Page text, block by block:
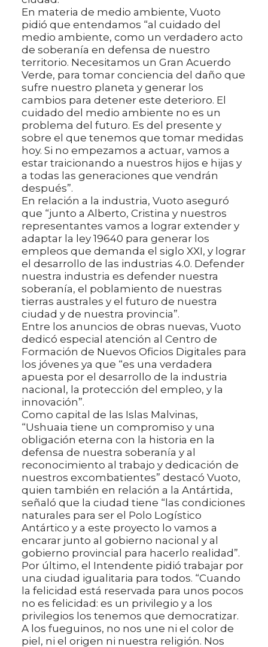
En materia de medio ambiente, Vuoto
pidió que entendamos “al cuidado del
medio ambiente, como un verdadero acto
de soberanía en defensa de nuestro
territorio. Necesitamos un Gran Acuerdo
Verde, para tomar conciencia del daño que
sufre nuestro planeta y generar los
cambios para detener este deterioro. El
cuidado del medio ambiente no es un
problema del futuro. Es del presente y
sobre el que tenemos que tomar medidas
hoy. Si no empezamos a actuar, vamos a
estar traicionando a nuestros hijos e hijas y
a todas las generaciones que vendrán
después”.
En relación a la industria, Vuoto aseguró
que “junto a Alberto, Cristina y nuestros
representantes vamos a lograr extender y
adaptar la ley 19640 para generar los
empleos que demanda el siglo XXI, y lograr
el desarrollo de las industrias 4.0. Defender
nuestra industria es defender nuestra
soberanía, el poblamiento de nuestras
tierras australes y el futuro de nuestra
ciudad y de nuestra provincia”.
Entre los anuncios de obras nuevas, Vuoto
dedicó especial atención al Centro de
Formación de Nuevos Oficios Digitales para
los jóvenes ya que “es una verdadera
apuesta por el desarrollo de la industria
nacional, la protección del empleo, y la
innovación”.
Como capital de las Islas Malvinas,
“Ushuaia tiene un compromiso y una
obligación eterna con la historia en la
defensa de nuestra soberanía y al
reconocimiento al trabajo y dedicación de
nuestros excombatientes” destacó Vuoto,
quien también en relación a la Antártida,
señaló que la ciudad tiene “las condiciones
naturales para ser el Polo Logístico
Antártico y a este proyecto lo vamos a
encarar junto al gobierno nacional y al
gobierno provincial para hacerlo realidad”.
Por último, el Intendente pidió trabajar por
una ciudad igualitaria para todos. “Cuando
la felicidad está reservada para unos pocos
no es felicidad: es un privilegio y a los
privilegios los tenemos que democratizar.
A los fueguinos, no nos une ni el color de
piel, ni el origen ni nuestra religión. Nos